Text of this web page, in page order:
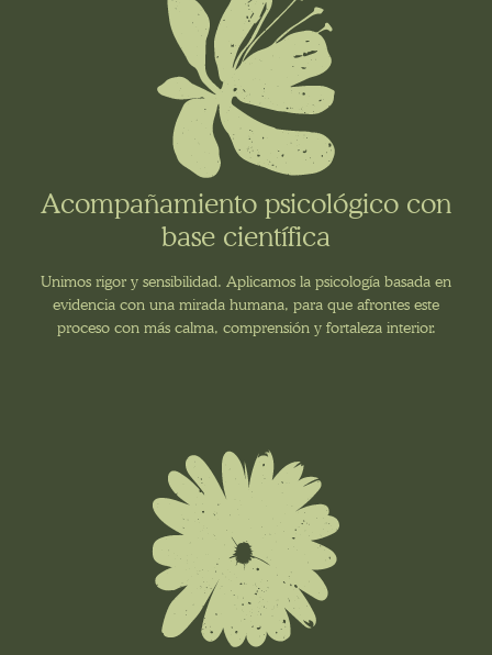
Acompañamiento psicológico con
base científica
Unimos rigor y sensibilidad. Aplicamos la psicología basada en
evidencia con una mirada humana, para que afrontes este
proceso con más calma, comprensión y fortaleza interior.